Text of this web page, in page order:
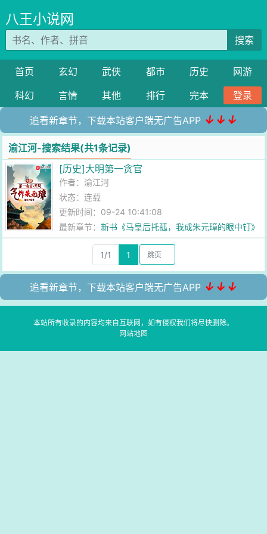
八王小说网
搜索
首页 玄幻 武侠 都市 历史
网游
科幻
言情 其他 排行 完本 登录
追看新章节，下载本站客户端无广告APP ↓↓↓
渝江河-搜索结果(共1条记录)
[历史]大明第一贪官
作者： 渝江河
状态：连载
更新时间：09-24 10:41:08
最新章节：新书《马皇后托孤，我成朱元璋的眼中钉》
已发布！
1/1
1
追看新章节，下载本站客户端无广告APP ↓↓↓
本站所有收录的内容均来自互联网，如有侵权我们将尽快删除。
网站地图